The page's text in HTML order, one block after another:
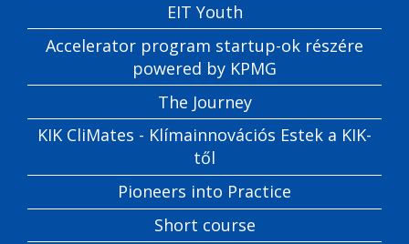
EIT Youth
Accelerator program startup-ok részére
powered by KPMG
The Journey
KIK CliMates - Klímainnovációs Estek a KIK-
től
Pioneers into Practice
Short course